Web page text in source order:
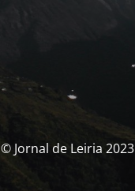
© Jornal de Leiria 2023